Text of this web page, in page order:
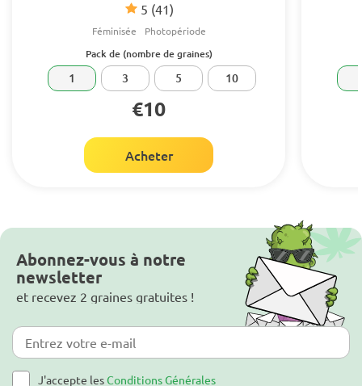
5 (41)
Féminisée Photopériode
Pack de (nombre de graines)
1 3 5 10
€10
Acheter
Abonnez-vous à notre
newsletter
et recevez 2 graines gratuites !
J'accepte lesConditions Générales